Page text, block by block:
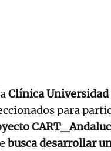
Clínica Universidad
para
busca desarrollar